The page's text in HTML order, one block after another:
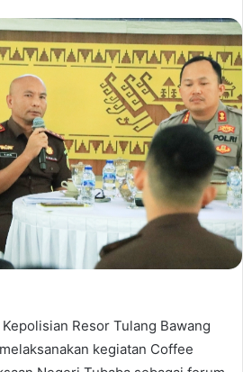
Resor Tulang Bawang
kegiatan Coffee